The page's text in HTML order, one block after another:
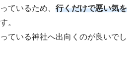
ているため、 行くだけで悪い気を
。
ている神社へ出向くのが良いでし